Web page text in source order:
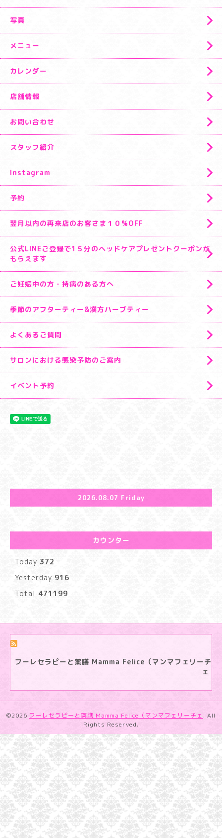
写真
メニュー
カレンダー
店舗情報
お問い合わせ
スタッフ紹介
Instagram
予約
翌月以内の再来店のお客さま１０%OFF
公式LINEご登録で1５分のヘッドケアプレゼントクーポンが
もらえます
ご妊娠中の方・持病のある方へ
季節のアフターティー&漢方ハーブティー
よくあるご質問
サロンにおける感染予防のご案内
イベント予約
2026.08.07 Friday
カウンター
Today 372
Yesterday 916
Total 471199
フーレセラピーと薬膳 Mamma Felice（マンマフェリーチ
ェ
©2026 フーレセラピーと薬膳 Mamma Felice（マンマフェリーチェ . All
Rights Reserved.